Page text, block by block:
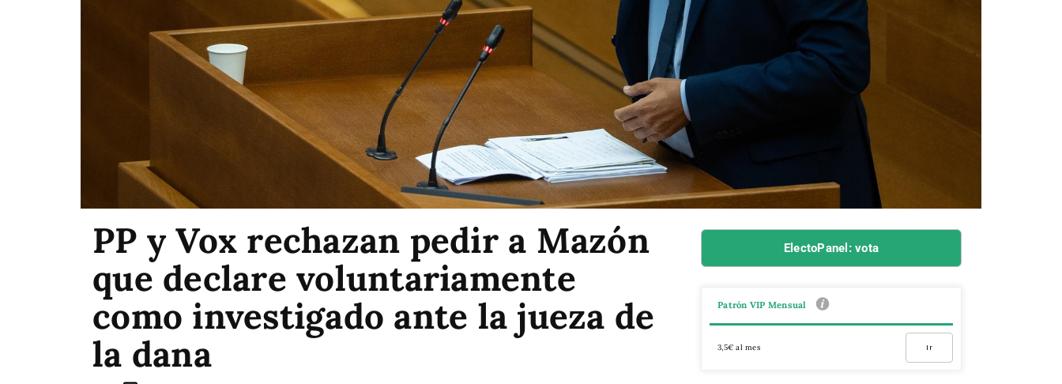
PP y Vox rechazan pedir a Mazón
que declare voluntariamente
como investigado ante la jueza de
la dana
ElectoPanel: vota
Patrón VIP Mensual
3,5€ al mes Ir